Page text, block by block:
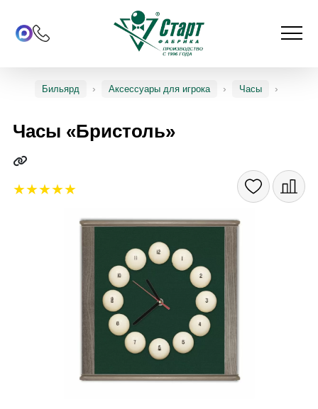
Бильярд Аксессуары для игрока Часы
Часы «Бристоль»